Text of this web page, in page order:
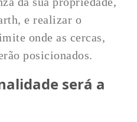
e realizar o
onde as cercas,
posicionados.
será a